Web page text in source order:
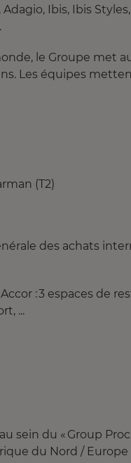
Ibis, Ibis
le Groupe met
Les équipes
(T2)
des achats
: 3 espaces de
...
sein du « Group
du Nord /